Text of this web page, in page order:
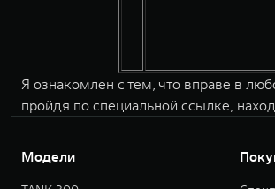
Я ознакомлен с тем, что вправе в
пройдя по специальной ссылке,
Модели